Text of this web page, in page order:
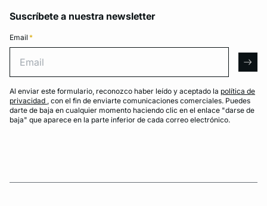
Suscríbete a nuestra newsletter
Email *
Al enviar este formulario, reconozco haber leído y aceptado la política de
privacidad , con el fin de enviarte comunicaciones comerciales. Puedes
darte de baja en cualquier momento haciendo clic en el enlace "darse de
baja" que aparece en la parte inferior de cada correo electrónico.